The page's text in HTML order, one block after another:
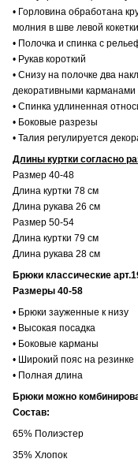
• Горловина обработана
молния в шве левой кокетки
• Полочка и спинка с
• Рукав короткий
• Снизу на полочке два
декоративными карманами
• Спинка удлиненная
• Боковые разрезы
• Талия регулируется
Длины куртки согласно
Размер 40-48
Длина куртки 78 см
Длина рукава 26 см
Размер 50-54
Длина куртки 79 см
Длина рукава 28 см
Брюки классические
Размеры 40-58
• Брюки зауженные к низу
• Высокая посадка
• Боковые карманы
• Широкий пояс на резинке
• Полная длина
Брюки можно
Состав:
65% Полиэстер
35% Хлопок